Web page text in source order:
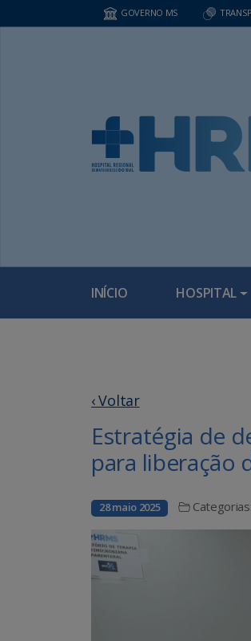
GOVERNO MS
INÍCIO HOSPITAL
‹ Voltar
Estratégia de
para liberação
28 maio 2025 Categorias: